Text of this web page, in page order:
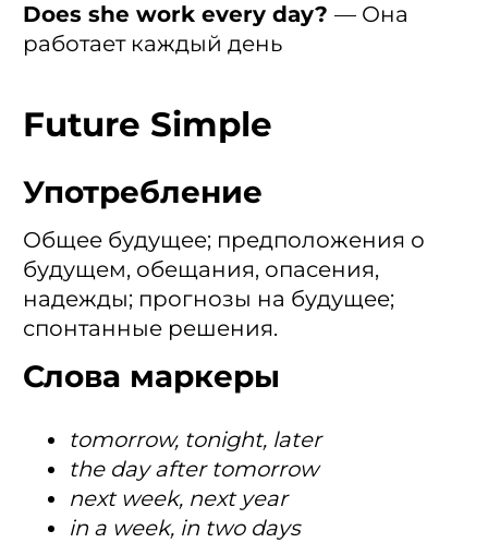
Does she work every day? — Она
работает каждый день
Future Simple
Употребление
Общее будущее; предположения о
будущем, обещания, опасения,
надежды; прогнозы на будущее;
спонтанные решения.
Слова маркеры
tomorrow, tonight, later
the day after tomorrow
next week, next year
in a week, in two days